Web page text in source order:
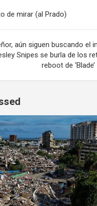
de mirar (al Prado)
aún siguen buscando el
Snipes se burla de los
reboot de